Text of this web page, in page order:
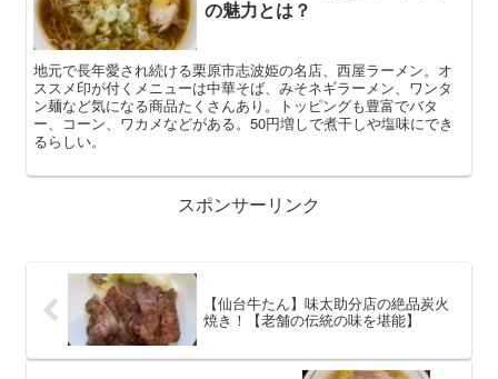
の魅力とは？
地元で長年愛され続ける栗原市志波姫の名店、西屋ラーメン。オ
ススメ印が付くメニューは中華そば、みそネギラーメン、ワンタ
ン麺など気になる商品たくさんあり。トッピングも豊富でバタ
ー、コーン、ワカメなどがある。50円増しで煮干しや塩味にでき
るらしい。
スポンサーリンク
【仙台牛たん】味太助分店の絶品炭火
焼き！【老舗の伝統の味を堪能】